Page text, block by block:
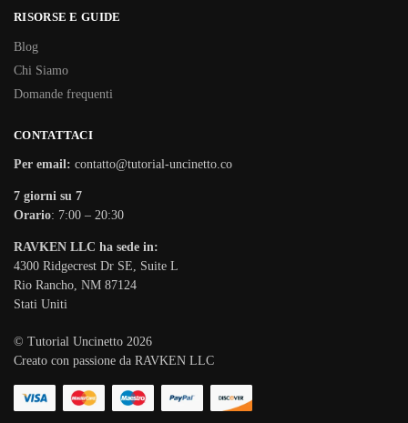
RISORSE E GUIDE
Blog
Chi Siamo
Domande frequenti
CONTATTACI
Per email: contatto@tutorial-uncinetto.co
7 giorni su 7
Orario: 7:00 – 20:30
RAVKEN LLC ha sede in:
4300 Ridgecrest Dr SE, Suite L
Rio Rancho, NM 87124
Stati Uniti
© Tutorial Uncinetto 2026
Creato con passione da RAVKEN LLC